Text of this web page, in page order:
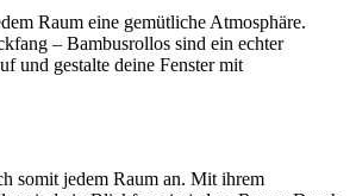
Raum eine gemütliche Atmosphäre.
– Bambusrollos sind ein echter
und gestalte deine Fenster mit
somit jedem Raum an. Mit ihrem